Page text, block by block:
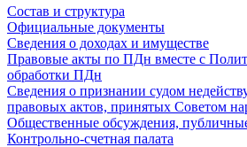
Состав и структура
Официальные документы
Сведения о доходах и имуществе
Правовые акты по ПДн вместе с
обработки ПДн
Сведения о признании судом
правовых актов, принятых Советом
Общественные обсуждения,
Контрольно-счетная палата